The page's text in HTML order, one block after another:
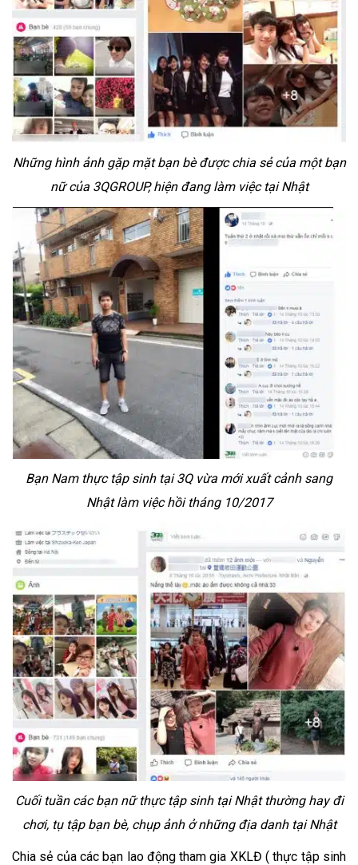
Những hình ảnh gặp mặt bạn bè được chia sẻ của một bạn
nữ của 3QGROUP, hiện đang làm việc tại Nhật
Bạn Nam thực tập sinh tại 3Q vừa mới xuất cảnh sang
Nhật làm việc hồi tháng 10/2017
Cuối tuần các bạn nữ thực tập sinh tại Nhật thường hay đi
chơi, tụ tập bạn bè, chụp ảnh ở những địa danh tại Nhật
Chia sẻ của các bạn lao động tham gia XKLĐ ( thực tập sinh